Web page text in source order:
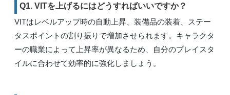
Q1. VITを上げるにはどうすればいいですか？
VITはレベルアップ時の自動上昇、装備品の装着、ステー
タスポイントの割り振りで増加させられます。キャラクタ
ーの職業によって上昇率が異なるため、自分のプレイスタ
イルに合わせて効率的に強化しましょう。